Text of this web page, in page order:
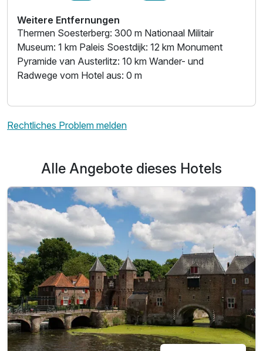
Weitere Entfernungen
Thermen Soesterberg: 300 m Nationaal Militair
Museum: 1 km Paleis Soestdijk: 12 km Monument
Pyramide van Austerlitz: 10 km Wander- und
Radwege vom Hotel aus: 0 m
Rechtliches Problem melden
Alle Angebote dieses Hotels